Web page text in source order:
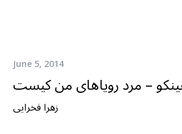
June 5, 2014
– مرد رویاهای من کیست
زهرا فخرایی